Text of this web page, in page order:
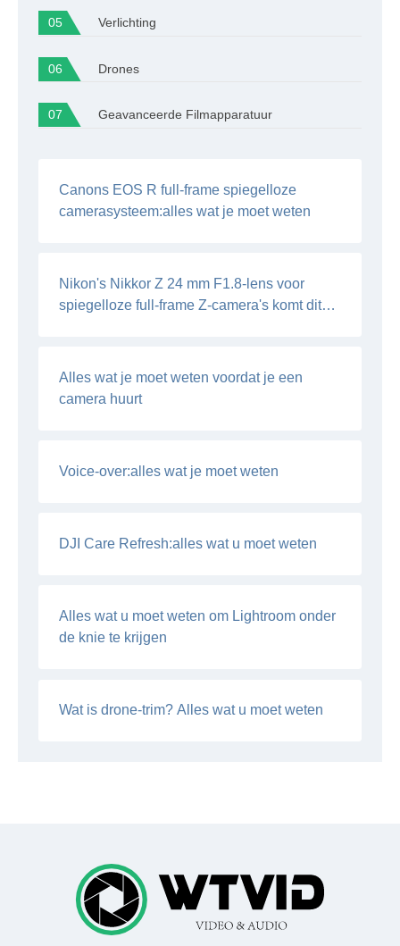
Verlichting
Drones
Geavanceerde Filmapparatuur
Canons EOS R full-frame spiegelloze
camerasysteem:alles wat je moet weten
Nikon's Nikkor Z 24 mm F1.8-lens voor
spiegelloze full-frame Z-camera's komt dit
Alles wat je moet weten voordat je een
camera huurt
Voice-over:alles wat je moet weten
DJI Care Refresh:alles wat u moet weten
Alles wat u moet weten om Lightroom onder
de knie te krijgen
Wat is drone-trim? Alles wat u moet weten